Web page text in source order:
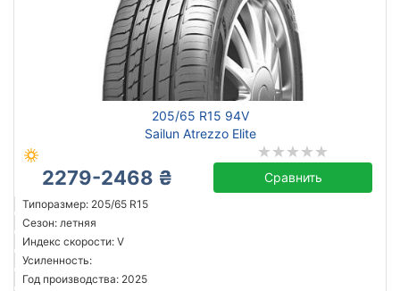
205/65 R15 94V
Sailun Atrezzo Elite
2279-2468 ₴ Сравнить
Типоразмер: 205/65 R15
Сезон: летняя
Индекс скорости: V
Усиленность:
Год производства: 2025